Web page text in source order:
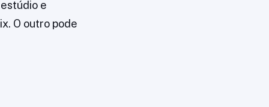
e
O outro pode